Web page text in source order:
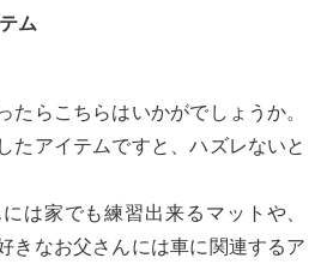
ム
たらこちらはいかがでしょうか。
たアイテムですと、ハズレないと
は家でも練習出来るマットや、
きなお父さんには車に関連するア